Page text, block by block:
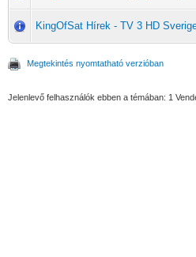
KingOfSat Hírek - TV 3 HD
Megtekintés nyomtatható verzióban
Jelenlevő felhasználók ebben a témában: 1